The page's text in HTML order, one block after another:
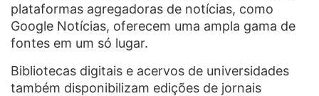
plataformas agregadoras de notícias, como
Google Notícias, oferecem uma ampla gama de
fontes em um só lugar.
Bibliotecas digitais e acervos de universidades
também disponibilizam edições de jornais